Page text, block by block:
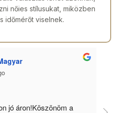
nőies stílusukat, miközben
időmérőt viselnek.
jó áron!Köszönöm a